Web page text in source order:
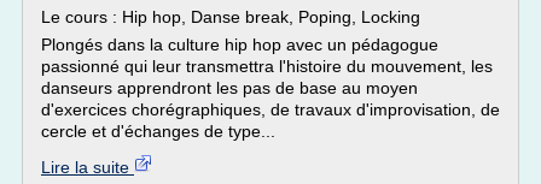
Le cours : Hip hop, Danse break, Poping, Locking
Plongés dans la culture hip hop avec un pédagogue
passionné qui leur transmettra l'histoire du mouvement, les
danseurs apprendront les pas de base au moyen
d'exercices chorégraphiques, de travaux d'improvisation, de
cercle et d'échanges de type...
Lire la suite